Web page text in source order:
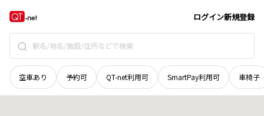
ログイン新規登録
空車あり 予約可 QT-net利用可 SmartPay利用可 車椅子
北海道